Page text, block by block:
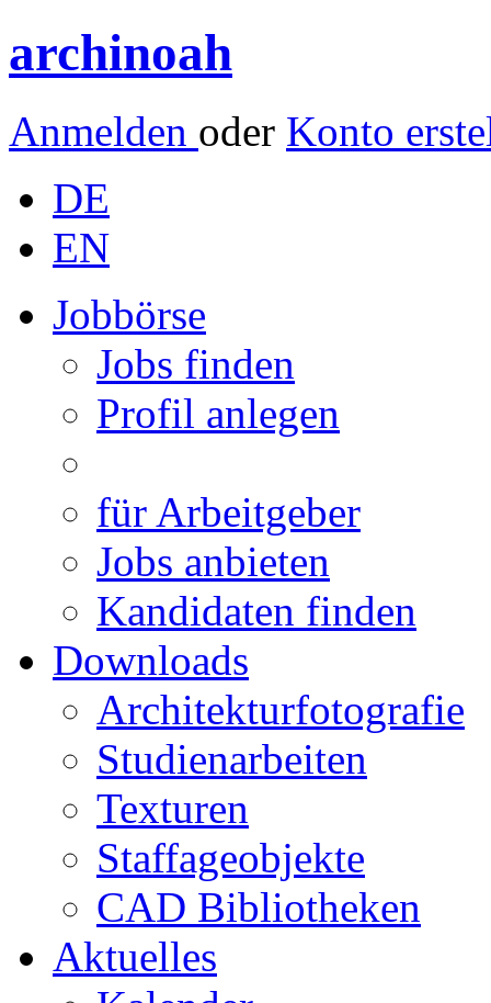
archinoah
Anmelden oder Konto
DE
EN
Jobbörse
Jobs finden
Profil anlegen
für Arbeitgeber
Jobs anbieten
Kandidaten finden
Downloads
Architekturfotografie
Studienarbeiten
Texturen
Staffageobjekte
CAD Bibliotheken
Aktuelles